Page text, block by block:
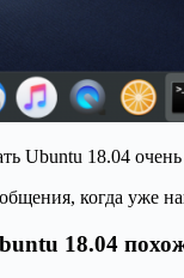
Ubuntu 18.04
когда уже
18.04